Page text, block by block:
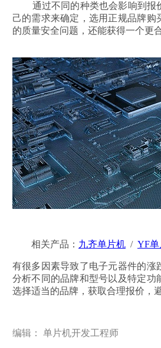
通过不同的种类也会影响到报
己的需求来确定，选用正规品牌购
的质量安全问题，还能获得一个更
相关产品： 九齐单片机/ YF单
有很多因素导致了电子元器件的涨
分析不同的品牌和型号以及特定功
选择适当的品牌，获取合理报价，
编辑： 单片机开发工程师